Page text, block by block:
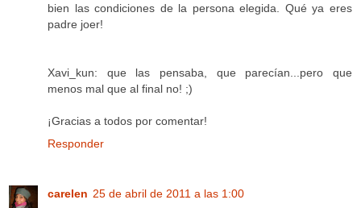
bien las condiciones de la persona elegida. Qué ya eres
padre joer!
Xavi_kun: que las pensaba, que parecían...pero que
menos mal que al final no! ;)
¡Gracias a todos por comentar!
Responder
carelen 25 de abril de 2011 a las 1:00